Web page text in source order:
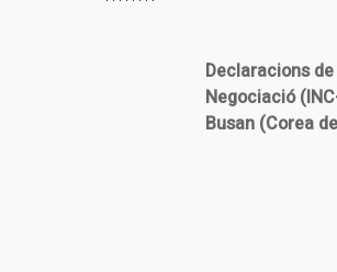
Declaracions
Negociació
Busan (Corea